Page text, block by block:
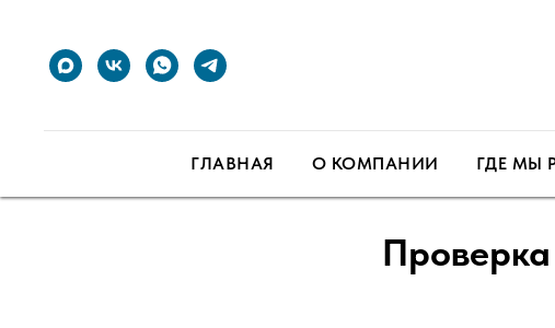
ГЛАВНАЯ О КОМПАНИИ ГДЕ МЫ
Проверка